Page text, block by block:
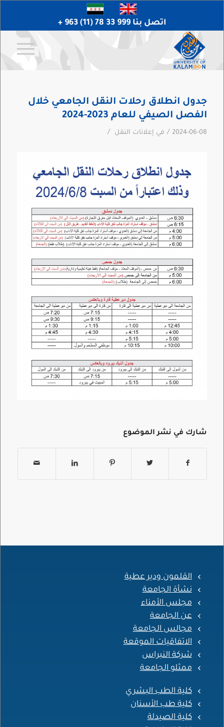
اتصل بنا 999 33 78 (11) 963 +
جدول انطلاق رحلات النقل الجامعي خلال
الفصل الصيفي للعام 2023-2024
2024-06-08
/ في إعلانات النقل /
شارك في نشر الموضوع
القلمون ودير عطية
نشأة الجامعة
مجلس الأمناء
عن الجامعة
مجالس الجامعة
الاتفاقيات الموقعة
شركة النبراس
ممثلو الجامعة
كلية الطب البشري
كلية طب الأسنان
كلية الصيدلة